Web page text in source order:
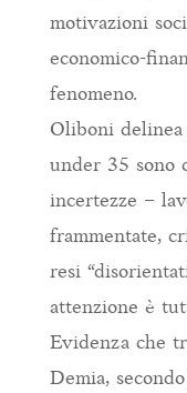
motivazioni
economico-
fenomeno.
Oliboni
under 35 sono
incertezze –
frammentate,
resi
attenzione è
Evidenza che
Demia,